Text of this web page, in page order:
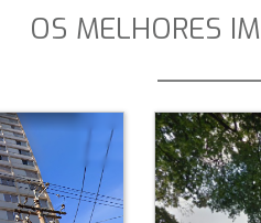
OS MELHORES